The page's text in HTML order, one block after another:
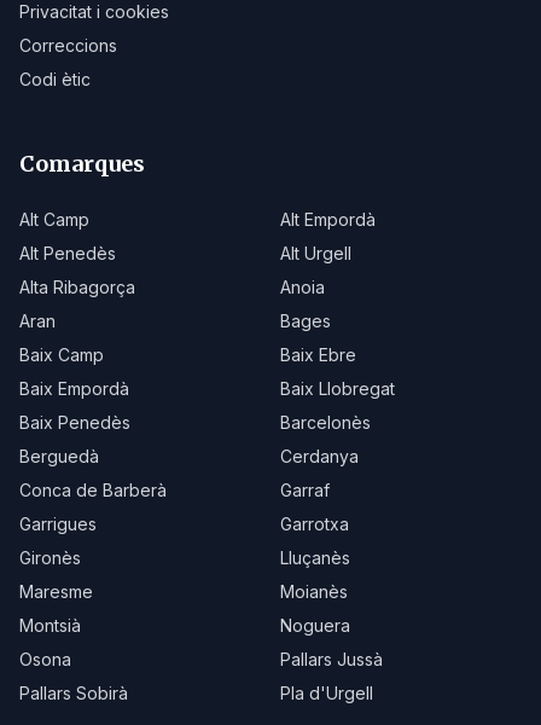
Privacitat i cookies
Correccions
Codi ètic
Comarques
Alt Camp
Alt Empordà
Alt Penedès
Alt Urgell
Alta Ribagorça
Anoia
Aran
Bages
Baix Camp
Baix Ebre
Baix Empordà
Baix Llobregat
Baix Penedès
Barcelonès
Berguedà
Cerdanya
Conca de Barberà
Garraf
Garrigues
Garrotxa
Gironès
Lluçanès
Maresme
Moianès
Montsià
Noguera
Osona
Pallars Jussà
Pallars Sobirà
Pla d'Urgell